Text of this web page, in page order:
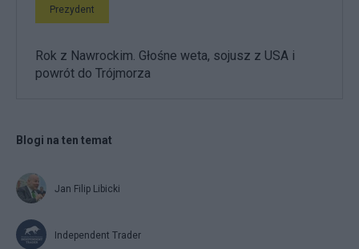
Prezydent
Rok z Nawrockim. Głośne weta, sojusz z USA i
powrót do Trójmorza
Blogi na ten temat
Jan Filip Libicki
Independent Trader